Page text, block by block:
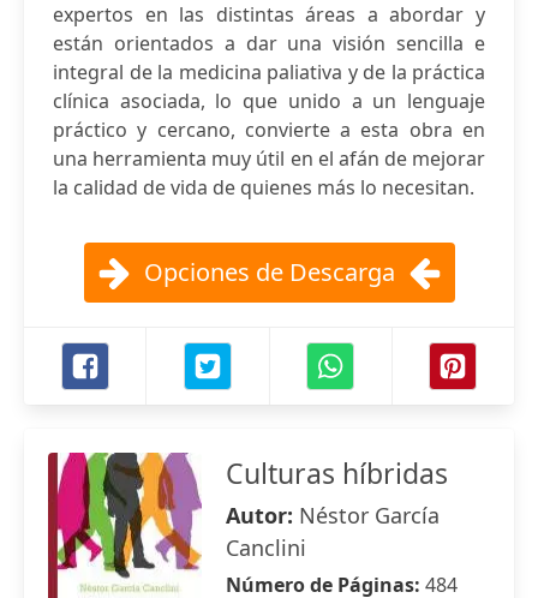
expertos en las distintas áreas a abordar y
están orientados a dar una visión sencilla e
integral de la medicina paliativa y de la práctica
clínica asociada, lo que unido a un lenguaje
práctico y cercano, convierte a esta obra en
una herramienta muy útil en el afán de mejorar
la calidad de vida de quienes más lo necesitan.
Opciones de Descarga
Culturas híbridas
Autor: Néstor García
Canclini
Número de Páginas: 484